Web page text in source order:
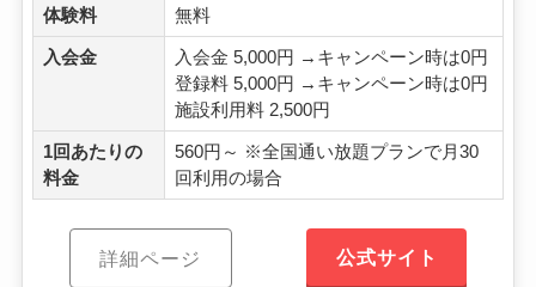
体験料 無料
入会金
入会金 5,000円 →キャンペーン時は0円
登録料 5,000円 →キャンペーン時は0円
施設利用料 2,500円
1回あたりの
料金
560円～ ※全国通い放題プランで月30
回利用の場合
詳細ページ 公式サイト